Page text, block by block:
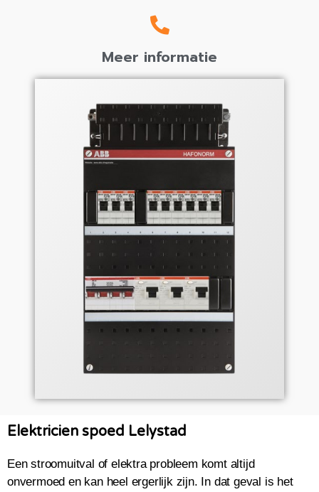
Meer informatie
Elektricien spoed Lelystad
Een stroomuitval of elektra probleem komt altijd
onvermoed en kan heel ergerlijk zijn. In dat geval is het